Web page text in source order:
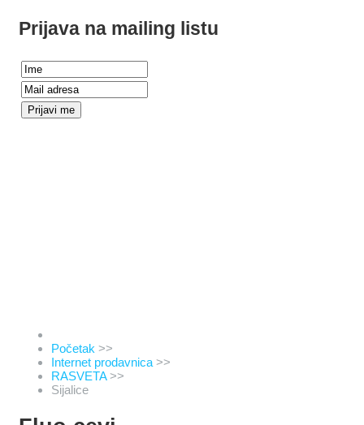
Prijava na mailing listu
Početak >>
Internet prodavnica >>
RASVETA >>
Sijalice